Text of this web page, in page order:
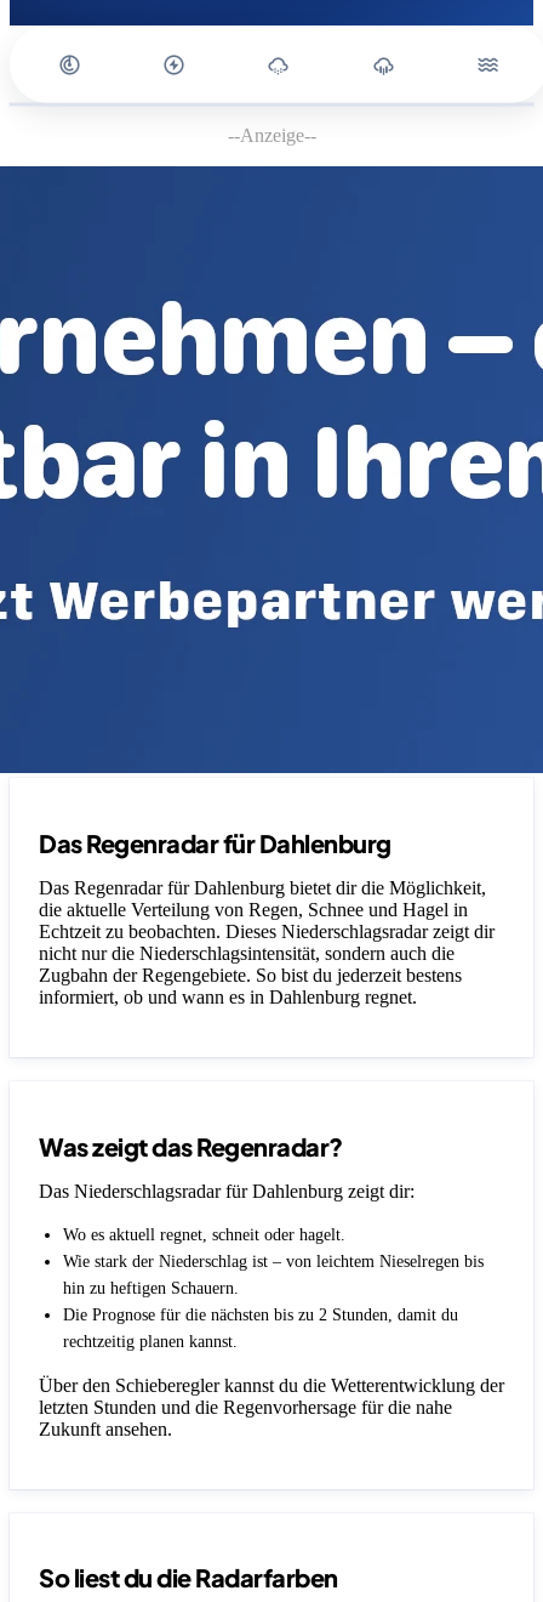
--Anzeige--
Das Regenradar für Dahlenburg
Das Regenradar für Dahlenburg bietet dir die Möglichkeit,
die aktuelle Verteilung von Regen, Schnee und Hagel in
Echtzeit zu beobachten. Dieses Niederschlagsradar zeigt dir
nicht nur die Niederschlagsintensität, sondern auch die
Zugbahn der Regengebiete. So bist du jederzeit bestens
informiert, ob und wann es in Dahlenburg regnet.
Was zeigt das Regenradar?
Das Niederschlagsradar für Dahlenburg zeigt dir:
Wo es aktuell regnet, schneit oder hagelt.
Wie stark der Niederschlag ist – von leichtem Nieselregen bis
hin zu heftigen Schauern.
Die Prognose für die nächsten bis zu 2 Stunden, damit du
rechtzeitig planen kannst.
Über den Schieberegler kannst du die Wetterentwicklung der
letzten Stunden und die Regenvorhersage für die nahe
Zukunft ansehen.
So liest du die Radarfarben